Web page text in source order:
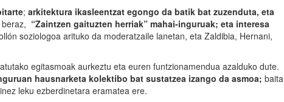
; arkitektura ikasleentzat egongo da batik bat zuzenduta, eta
“Zaintzen gaituzten herriak” mahai-inguruak; eta interesa
soziologoa arituko da moderatzaile lanetan, eta Zaldibia, Hernani,
egitasmoak aurkeztu eta euren funtzionamendua azalduko dute.
hausnarketa kolektibo bat sustatzea izango da asmoa; baita
leku ezberdinetara eramatea ere.